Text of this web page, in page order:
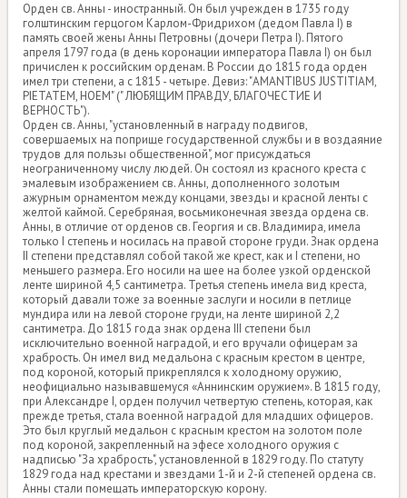
Орден св. Анны - иностранный. Он был учрежден в 1735 году
голштинским герцогом Карлом-Фридрихом (дедом Павла I) в
память своей жены Анны Петровны (дочери Петра I). Пятого
апреля 1797 года (в день коронации императора Павла I) он был
причислен к российским орденам. В России до 1815 года орден
имел три степени, а с 1815 - четыре. Девиз: "AMANTIBUS JUSTITIAM,
PIETATEM, НОЕМ" (" ЛЮБЯЩИМ ПРАВДУ, БЛАГОЧЕСТИЕ И
ВЕРНОСТЬ").
Орден св. Анны, "установленный в награду подвигов,
совершаемых на поприще государственной службы и в воздаяние
трудов для пользы общественной", мог присуждаться
неограниченному числу людей. Он состоял из красного креста с
эмалевым изображением св. Анны, дополненного золотым
ажурным орнаментом между концами, звезды и красной ленты с
желтой каймой. Серебряная, восьмиконечная звезда ордена св.
Анны, в отличие от орденов св. Георгия и св. Владимира, имела
только I степень и носилась на правой стороне груди. Знак ордена
II степени представлял собой такой же крест, как и I степени, но
меньшего размера. Его носили на шее на более узкой орденской
ленте шириной 4,5 сантиметра. Третья степень имела вид креста,
который давали тоже за военные заслуги и носили в петлице
мундира или на левой стороне груди, на ленте шириной 2,2
сантиметра. До 1815 года знак ордена III степени был
исключительно военной наградой, и его вручали офицерам за
храбрость. Он имел вид медальона с красным крестом в центре,
под короной, который прикреплялся к холодному оружию,
неофициально называвшемуся «Аннинским оружием». В 1815 году,
при Александре I, орден получил четвертую степень, которая, как
прежде третья, стала военной наградой для младших офицеров.
Это был круглый медальон с красным крестом на золотом поле
под короной, закрепленный на эфесе холодного оружия с
надписью "За храбрость", установленной в 1829 году. По статуту
1829 года над крестами и звездами 1-й и 2-й степеней ордена св.
Анны стали помещать императорскую корону.